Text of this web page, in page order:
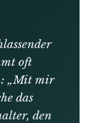
oft
„Mit mir
das
den